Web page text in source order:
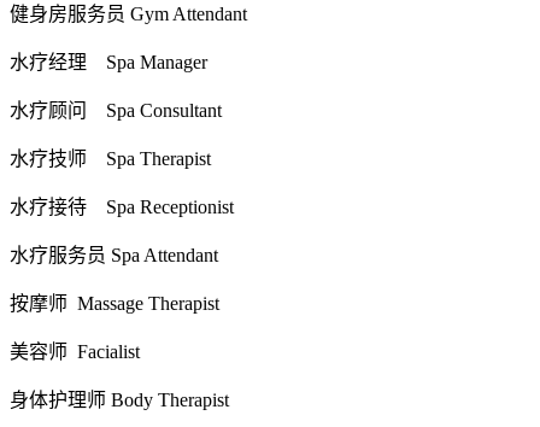
健身房服务员 Gym Attendant
水疗经理 Spa Manager
水疗顾问 Spa Consultant
水疗技师 Spa Therapist
水疗接待 Spa Receptionist
水疗服务员 Spa Attendant
按摩师 Massage Therapist
美容师 Facialist
身体护理师 Body Therapist